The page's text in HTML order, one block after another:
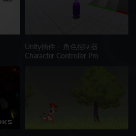
Unity插件 – 角色控制器
Character Controller Pro